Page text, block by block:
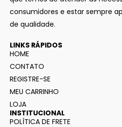
consumidores e estar sempre
de qualidade.
LINKS RÁPIDOS
HOME
CONTATO
REGISTRE-SE
MEU CARRINHO
LOJA
INSTITUCIONAL
POLÍTICA DE FRETE